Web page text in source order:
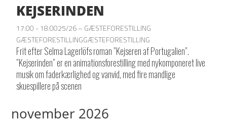
KEJSERINDEN
17:00 - 18:0025/26 – GÆSTEFORESTILLING
GÆSTEFORESTILLINGGÆSTEFORESTILLING
Frit efter Selma Lagerlöfs roman ”Kejseren af Portugalien”.
”Kejserinden” er en animationsforestilling med nykomponeret live
musik om faderkærlighed og vanvid, med fire mandlige
skuespillere på scenen
november 2026